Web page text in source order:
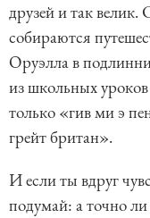
друзей и так
собираются
Оруэлла в
из школьных
только «гив ми э
грейт британ».
И если ты вдруг
подумай: а точно